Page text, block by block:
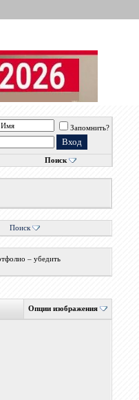
Запомнить?
Поиск
Поиск
– убедить
Опции изображения